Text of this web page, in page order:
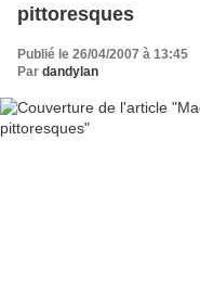
pittoresques
Publié le 26/04/2007 à 13:45
Par dandylan